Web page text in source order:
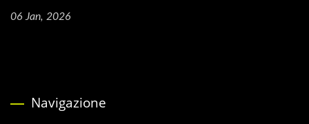
06 Jan, 2026
Navigazione